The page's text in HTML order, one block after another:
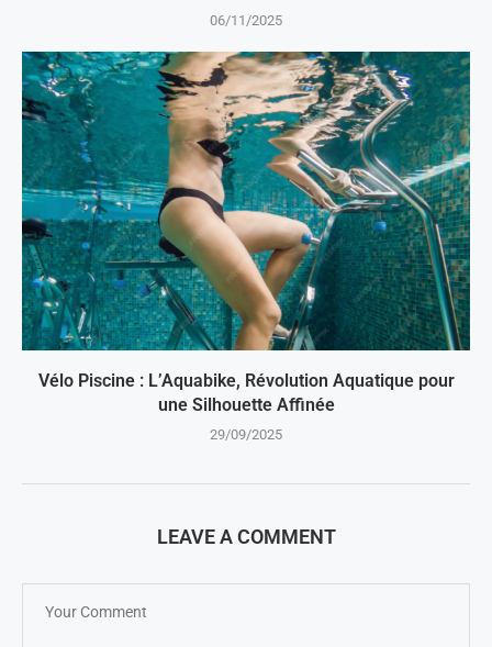
06/11/2025
Vélo Piscine : L’Aquabike, Révolution Aquatique pour
une Silhouette Affinée
29/09/2025
LEAVE A COMMENT